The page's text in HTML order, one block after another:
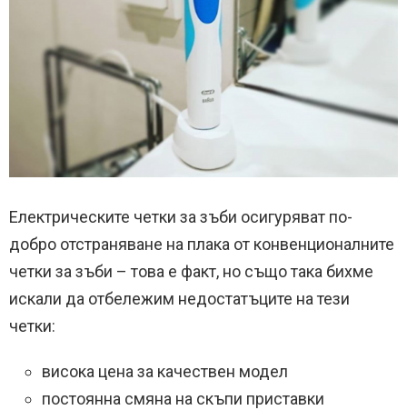
Електрическите четки за зъби осигуряват по-
добро отстраняване на плака от конвенционалните
четки за зъби – това е факт, но също така бихме
искали да отбележим недостатъците на тези
четки:
висока цена за качествен модел
постоянна смяна на скъпи приставки